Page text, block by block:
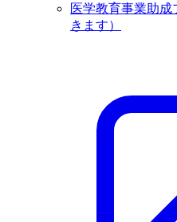
医学教育事業助成
きます）